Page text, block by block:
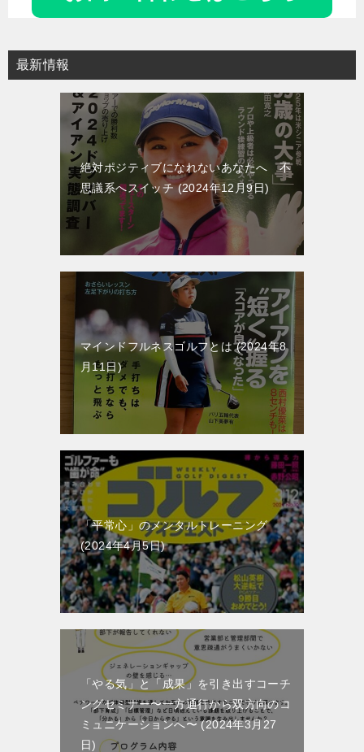
ー
シ
最新情報
絶対ポジティブになれないあなたへ 不
思議系へスイッチ
2024年12月9日
マインドフルネスゴルフとは
2024年8
月11日
「平常心」のメンタルトレーニング
2024年4月5日
「やる気」と「成果」を引き出すコーチ
ングセミナー〜一方通行から双方向のコ
ミュニケーションへ〜
2024年3月27
日